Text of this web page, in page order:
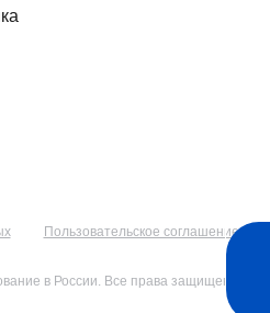
Пользовательское соглашение
в России. Все права защищены